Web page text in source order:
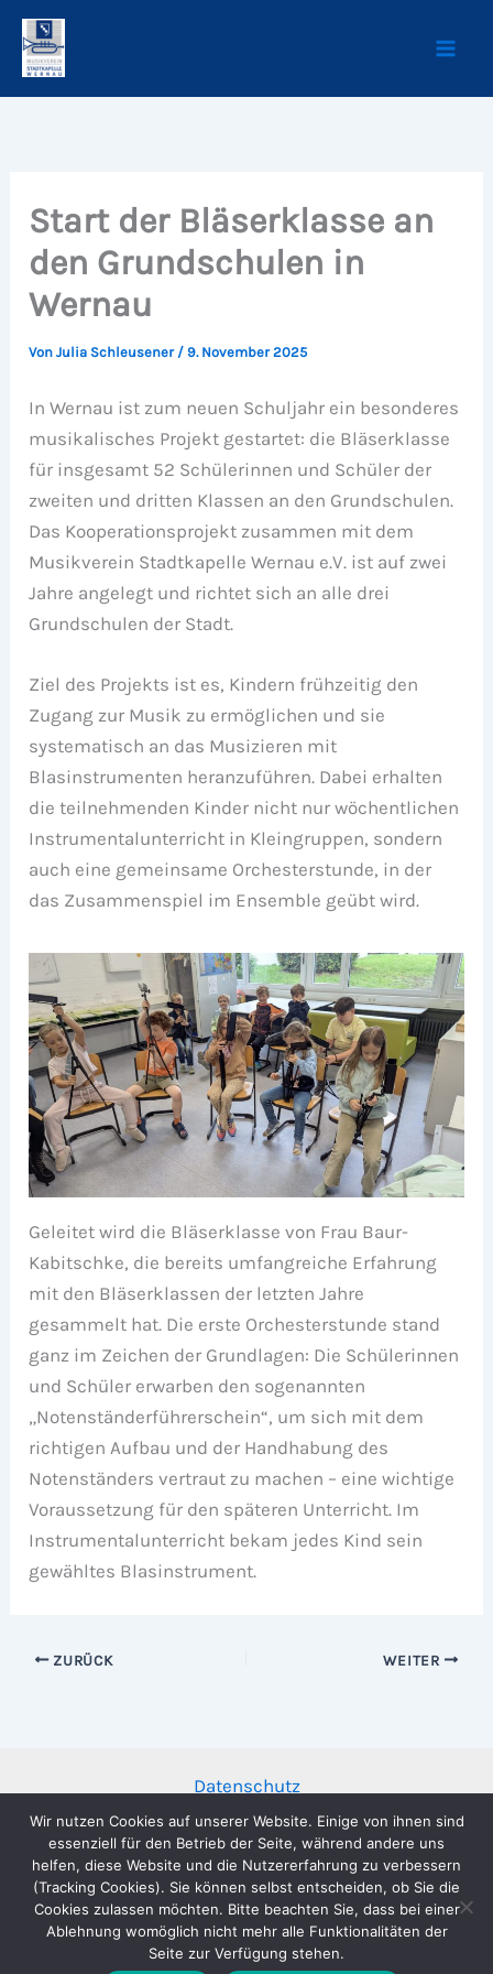
Zum
Inhalt
springen
Start der Bläserklasse an
den Grundschulen in
Wernau
VonJulia Schleusener / 9. November 2025
In Wernau ist zum neuen Schuljahr ein besonderes
musikalisches Projekt gestartet: die Bläserklasse
für insgesamt 52 Schülerinnen und Schüler der
zweiten und dritten Klassen an den Grundschulen.
Das Kooperationsprojekt zusammen mit dem
Musikverein Stadtkapelle Wernau e.V. ist auf zwei
Jahre angelegt und richtet sich an alle drei
Grundschulen der Stadt.
Ziel des Projekts ist es, Kindern frühzeitig den
Zugang zur Musik zu ermöglichen und sie
systematisch an das Musizieren mit
Blasinstrumenten heranzuführen. Dabei erhalten
die teilnehmenden Kinder nicht nur wöchentlichen
Instrumentalunterricht in Kleingruppen, sondern
auch eine gemeinsame Orchesterstunde, in der
das Zusammenspiel im Ensemble geübt wird.
Geleitet wird die Bläserklasse von Frau Baur-
Kabitschke, die bereits umfangreiche Erfahrung
mit den Bläserklassen der letzten Jahre
gesammelt hat. Die erste Orchesterstunde stand
ganz im Zeichen der Grundlagen: Die Schülerinnen
und Schüler erwarben den sogenannten
„Notenständerführerschein“, um sich mit dem
richtigen Aufbau und der Handhabung des
Notenständers vertraut zu machen – eine wichtige
Voraussetzung für den späteren Unterricht. Im
Instrumentalunterricht bekam jedes Kind sein
gewähltes Blasinstrument.
ZURÜCK WEITER
Datenschutz
Impressum
Copyright © 2026 Musikverein Stadtkapelle Wernau e.V. |
Wir nutzen Cookies auf unserer Website. Einige von ihnen sind
essenziell für den Betrieb der Seite, während andere uns
helfen, diese Website und die Nutzererfahrung zu verbessern
(Tracking Cookies). Sie können selbst entscheiden, ob Sie die
Cookies zulassen möchten. Bitte beachten Sie, dass bei einer
Ablehnung womöglich nicht mehr alle Funktionalitäten der
Seite zur Verfügung stehen.